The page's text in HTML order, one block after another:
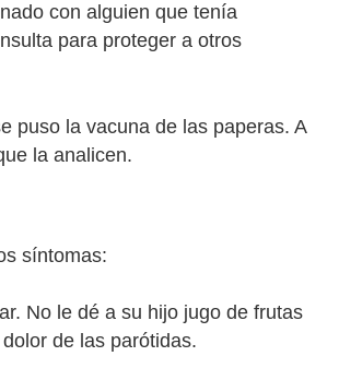
con alguien que tenía
para proteger a otros
puso la vacuna de las paperas. A
la analicen.
síntomas:
No le dé a su hijo jugo de frutas
de las parótidas.